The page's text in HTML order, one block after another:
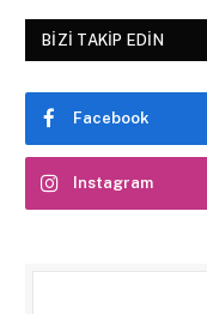
BIZI TAKIP EDIN
Facebook
Instagram